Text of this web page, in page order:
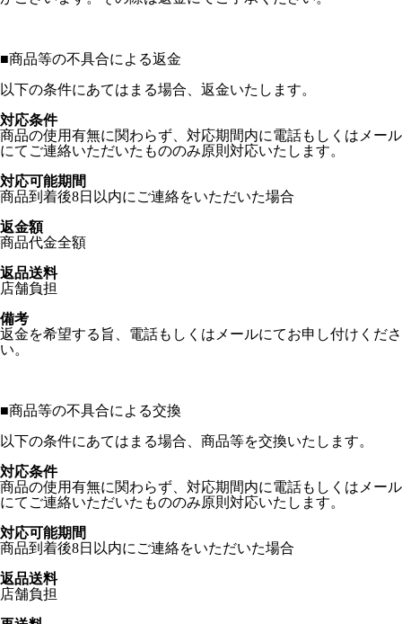
■商品等の不具合による返金
以下の条件にあてはまる場合、返金いたします。
対応条件
商品の使用有無に関わらず、対応期間内に電話もしくはメール
にてご連絡いただいたもののみ原則対応いたします。
対応可能期間
商品到着後8日以内にご連絡をいただいた場合
返金額
商品代金全額
返品送料
店舗負担
備考
返金を希望する旨、電話もしくはメールにてお申し付けくださ
い。
■商品等の不具合による交換
以下の条件にあてはまる場合、商品等を交換いたします。
対応条件
商品の使用有無に関わらず、対応期間内に電話もしくはメール
にてご連絡いただいたもののみ原則対応いたします。
対応可能期間
商品到着後8日以内にご連絡をいただいた場合
返品送料
店舗負担